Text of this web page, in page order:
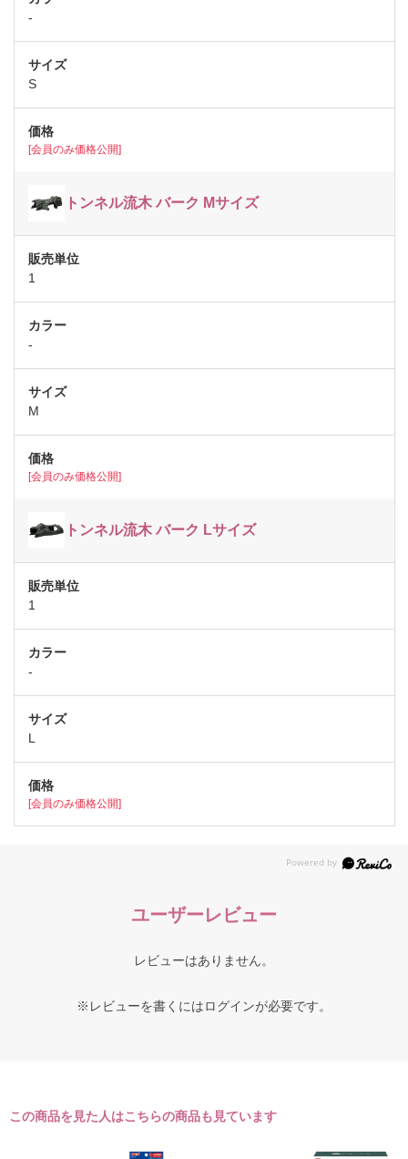
-
S
[会員のみ価格公開]
トンネル流木 バーク Mサイズ
1
-
M
[会員のみ価格公開]
トンネル流木 バーク Lサイズ
1
-
L
[会員のみ価格公開]
ユーザーレビュー
レビューはありません。
※レビューを書くにはログインが必要です。
この商品を見た人はこちらの商品も見ています